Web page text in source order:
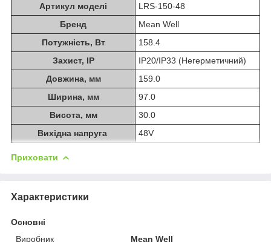
Артикул моделі
LRS-150-48
Бренд
Mean Well
Потужність, Вт
158.4
Захист, IP
IP20/IP33 (Негерметичний)
Довжина, мм
159.0
Ширина, мм
97.0
Висота, мм
30.0
Вихідна напруга
48V
Приховати
Характеристики
Основні
Виробник
Mean Well